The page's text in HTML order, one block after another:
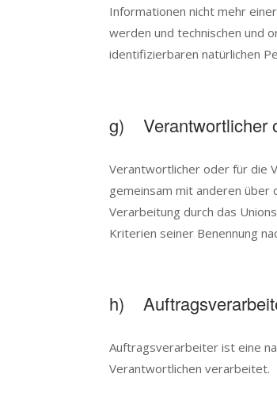
Informationen nicht mehr
werden und technischen und
identifizierbaren natürlichen
g) Verantwortlicher
Verantwortlicher oder für die
gemeinsam mit anderen über
Verarbeitung durch das
Kriterien seiner Benennung
h)
Auftragsverarbeiter ist eine
Verantwortlichen verarbeitet.